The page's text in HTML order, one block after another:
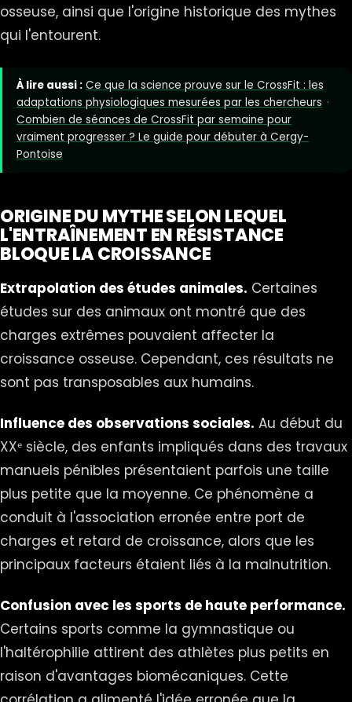
osseuse, ainsi que l'origine historique des mythes
qui l'entourent.
À lire aussi : Ce que la science prouve sur le CrossFit : les
adaptations physiologiques mesurées par les chercheurs ·
Combien de séances de CrossFit par semaine pour
vraiment progresser ? Le guide pour débuter à Cergy-
Pontoise
ORIGINE DU MYTHE SELON LEQUEL
L'ENTRAÎNEMENT EN RÉSISTANCE
BLOQUE LA CROISSANCE
Extrapolation des études animales. Certaines
études sur des animaux ont montré que des
charges extrêmes pouvaient affecter la
croissance osseuse. Cependant, ces résultats ne
sont pas transposables aux humains.
Influence des observations sociales. Au début du
XXᵉ siècle, des enfants impliqués dans des travaux
manuels pénibles présentaient parfois une taille
plus petite que la moyenne. Ce phénomène a
conduit à l'association erronée entre port de
charges et retard de croissance, alors que les
principaux facteurs étaient liés à la malnutrition.
Confusion avec les sports de haute performance.
Certains sports comme la gymnastique ou
l'haltérophilie attirent des athlètes plus petits en
raison d'avantages biomécaniques. Cette